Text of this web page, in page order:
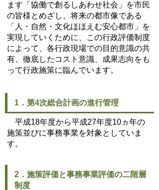
ます「協働で創るしあわせ社会」を市民
の皆様とめざし、将来の都市像である
「人・自然・文化ほほえむ安心都市」を
実現していくために、この行政評価制度
によって、各行政現場での目的意識の共
有、徹底したコスト意識、成果志向をも
って行政施策に臨んでいます。
1．第4次総合計画の進行管理
平成18年度から平成27年度10ヵ年の
施策並びに事務事業を対象としていま
す。
2．施策評価と事務事業評価の二階層
制度